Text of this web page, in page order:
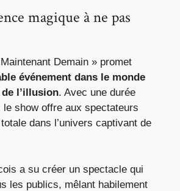
magique à ne pas
Demain » promet
événement dans le monde
l’illusion. Avec une durée
le show offre aux spectateurs
dans l’univers captivant de
a su créer un spectacle qui
les publics, mêlant habilement